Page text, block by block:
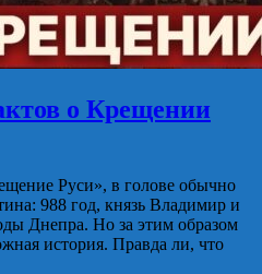
о Крещении
Руси», в голове обычно
988 год, князь Владимир и
Днепра. Но за этим образом
история. Правда ли, что